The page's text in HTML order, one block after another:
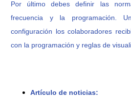
Por último debes definir las
frecuencia y la programación.
configuración los colaboradores
con la programación y reglas de
Artículo de noticias: